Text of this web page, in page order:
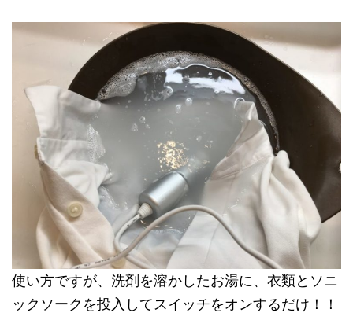
使い方ですが、洗剤を溶かしたお湯に、衣類とソニ
ックソークを投入してスイッチをオンするだけ！！